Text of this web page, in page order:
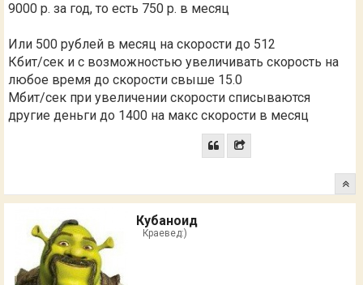
9000 р. за год, то есть 750 р. в месяц
Или 500 рублей в месяц на скорости до 512
Кбит/сек и с возможностью увеличивать скорость на
любое время до скорости свыше 15.0
Мбит/сек при увеличении скорости списываются
другие деньги до 1400 на макс скорости в месяц
Кубаноид
Краевед:)